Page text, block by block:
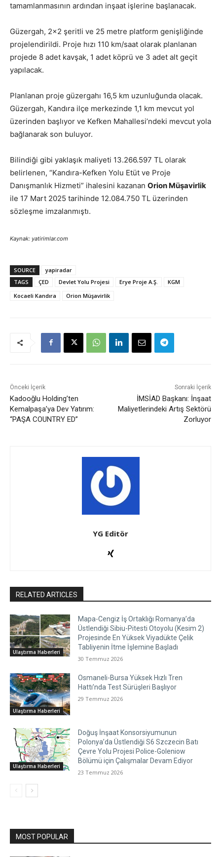
tamamlanmasının ardından inşaat işlerine başlanacak.
Güzergah, 2×2 şeritli ve 25 metre platform genişliğinde
projelendirildi. Proje hızı 110 km/saat olarak planlanan
projede 8 adet kavşak, 1 adet köprü ve 3 adet alt geçit
yapılacak.
Planlanan proje güzergahı 16,5 km uzunluğunda olacak.
Güzergah, Kandıra ilçe merkezinde 1,1 km mevcut yol
üzerinden başlıyor ve Kefken Mahallesi’ndeki mevcut yola
bağlanarak son buluyor.
Bilindiği gibi yaklaşık maliyeti 13.266.597 TL olarak
belirlenen, “Kandıra-Kefken Yolu Etüt ve Proje
Danışmanlık Hizmeti” ihalesini kazanan Orion Müşavirlik
ile 17 Mart 2025 tarihinde 12.084.750 TL üzerinden
sözleşme imzalanmıştı.
Kaynak: yatirimlar.com
SOURCE
yapiradar
TAGS
ÇED Devlet Yolu Projesi Erye Proje A.Ş.
KGM
Kocaeli Kandıra
Orion Müşavirlik
Önceki İçerik
Kadooğlu Holding’ten
Kemalpaşa’ya Dev Yatırım:
“PAŞA COUNTRY ED”
Sonraki İçerik
İMSİAD Başkanı: İnşaat
Maliyetlerindeki Artış Sektörü
Zorluyor
YG Editör
RELATED ARTICLES
Ulaştırma Haberleri
Mapa-Cengiz İş Ortaklığı Romanya’da
Üstlendiği Sibiu-Pitesti Otoyolu (Kesim 2)
Projesinde En Yüksek Viyadükte Çelik
Tabliyenin İtme İşlemine Başladı
30 Temmuz 2026
Ulaştırma Haberleri
Osmaneli-Bursa Yüksek Hızlı Tren
Hattı’nda Test Sürüşleri Başlıyor
29 Temmuz 2026
Ulaştırma Haberleri
Doğuş İnşaat Konsorsiyumunun
Polonya’da Üstlendiği S6 Szczecin Batı
Çevre Yolu Projesi Police-Goleniow
Bölümü için Çalışmalar Devam Ediyor
23 Temmuz 2026
MOST POPULAR